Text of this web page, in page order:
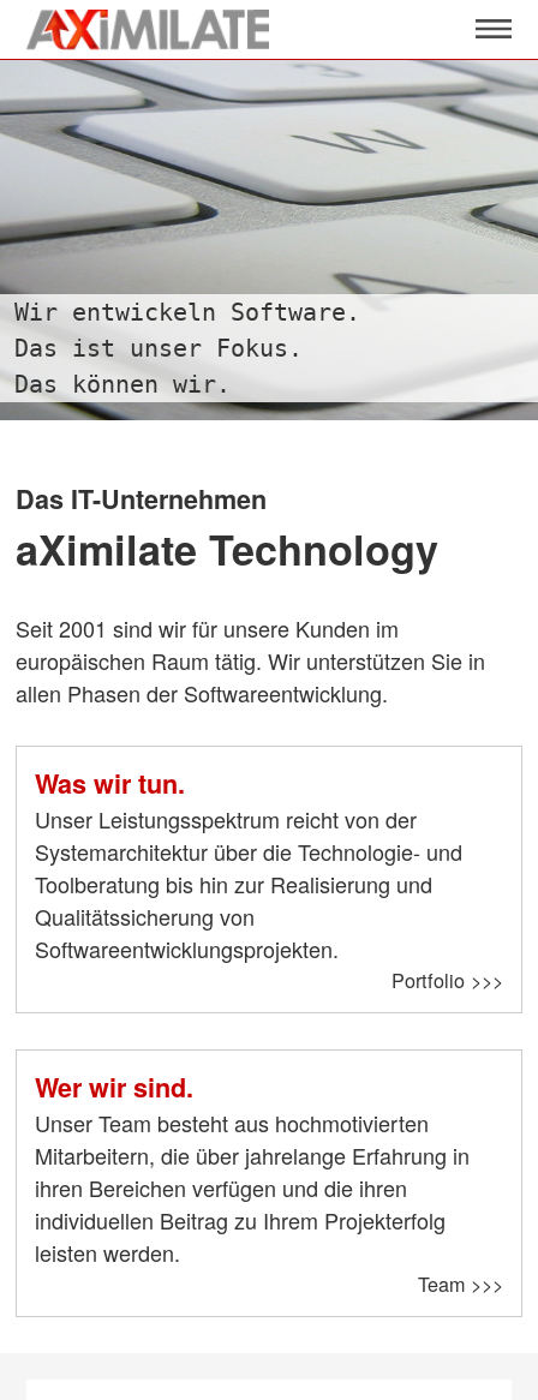
Wir entwickeln Software.
Das ist unser Fokus.
Das können wir.
Das IT-Unternehmen
aXimilate Technology
Seit 2001 sind wir für unsere Kunden im
europäischen Raum tätig. Wir unterstützen Sie in
allen Phasen der Softwareentwicklung.
Was wir tun.
Unser Leistungsspektrum reicht von der
Systemarchitektur über die Technologie- und
Toolberatung bis hin zur Realisierung und
Qualitätssicherung von
Softwareentwicklungsprojekten.
Portfolio >>>
Wer wir sind.
Unser Team besteht aus hochmotivierten
Mitarbeitern, die über jahrelange Erfahrung in
ihren Bereichen verfügen und die ihren
individuellen Beitrag zu Ihrem Projekterfolg
leisten werden.
Team >>>